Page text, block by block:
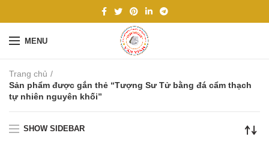
MENU
Trang chủ
Sản phẩm được gắn thẻ “Tượng Sư Tử bằng đá cẩm thạch
tự nhiên nguyên khối”
SHOW SIDEBAR